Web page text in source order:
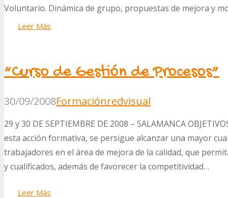
Voluntario. Dinámica de grupo, propuestas de mejora y
Leer Más
“Curso de Gestión de Procesos”
30/09/2008Formaciónredvisual
29 y 30 DE SEPTIEMBRE DE 2008 – SALAMANCA
esta acción formativa, se persigue alcanzar una mayor
trabajadores en el área de mejora de la calidad, que
y cualificados, además de favorecer la competitividad…
Leer Más